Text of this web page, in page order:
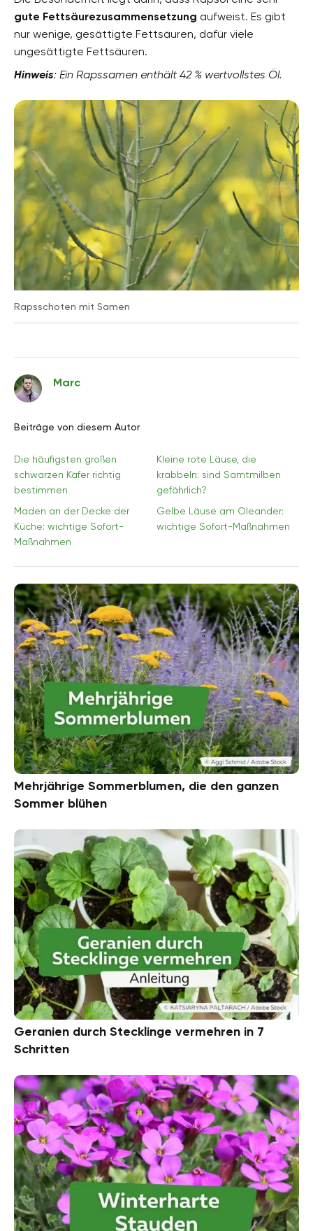
gute Fettsäurezusammensetzung aufweist. Es gibt
nur wenige, gesättigte Fettsäuren, dafür viele
ungesättigte Fettsäuren.
Hinweis: Ein Rapssamen enthält 42 % wertvollstes Öl.
Rapsschoten mit Samen
Marc
Beiträge von diesem Autor
Die häufigsten großen
schwarzen Käfer richtig
bestimmen
Kleine rote Läuse, die
krabbeln: sind Samtmilben
gefährlich?
Maden an der Decke der
Küche: wichtige Sofort-
Maßnahmen
Gelbe Läuse am Oleander:
wichtige Sofort-Maßnahmen
Mehrjährige Sommerblumen, die den ganzen
Sommer blühen
Geranien durch Stecklinge vermehren in 7
Schritten